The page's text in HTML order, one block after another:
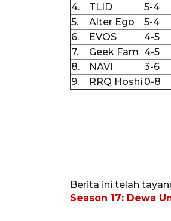
4.
TLID 5-4
5.
Alter Ego 5-4
6.
EVOS 4-5
7.
Geek Fam 4-5
8.
NAVI 3-6
9.
RRQ Hoshi 0-8
Berita ini telah
Season 17: Dewa